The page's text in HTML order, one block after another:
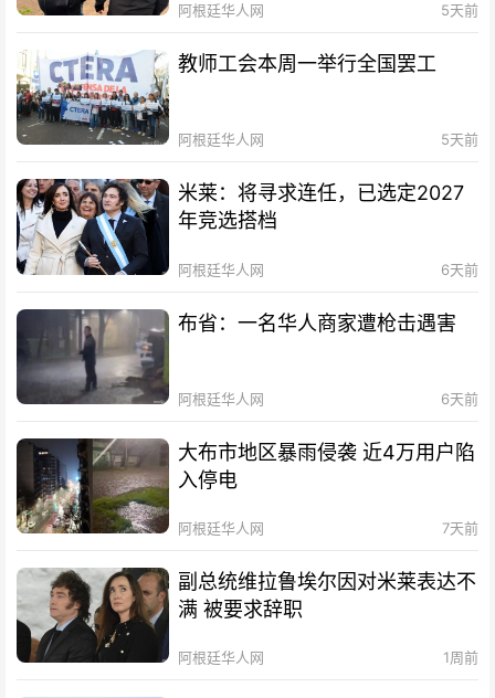
阿根廷华人网 5天前
教师工会本周一举行全国罢工
阿根廷华人网 5天前
米莱：将寻求连任，已选定2027
年竞选搭档
阿根廷华人网 6天前
布省：一名华人商家遭枪击遇害
阿根廷华人网 6天前
大布市地区暴雨侵袭 近4万用户陷
入停电
阿根廷华人网 7天前
副总统维拉鲁埃尔因对米莱表达不
满 被要求辞职
阿根廷华人网 1周前